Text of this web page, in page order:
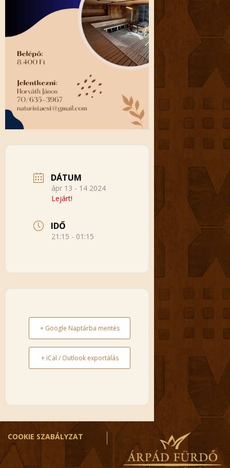
DÁTUM
ápr 13 - 14 2024
Lejárt!
IDŐ
21:15 - 01:15
+ Google Naptárba mentés
+ iCal / Outlook exportálás
COOKIE SZABÁLYZAT